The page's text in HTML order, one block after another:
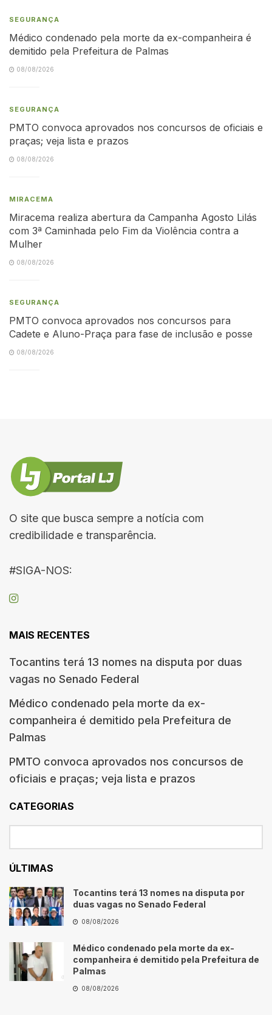
SEGURANÇA
Médico condenado pela morte da ex-companheira é
demitido pela Prefeitura de Palmas
08/08/2026
SEGURANÇA
PMTO convoca aprovados nos concursos de oficiais e
praças; veja lista e prazos
08/08/2026
MIRACEMA
Miracema realiza abertura da Campanha Agosto Lilás
com 3ª Caminhada pelo Fim da Violência contra a
Mulher
08/08/2026
SEGURANÇA
PMTO convoca aprovados nos concursos para
Cadete e Aluno-Praça para fase de inclusão e posse
08/08/2026
O site que busca sempre a notícia com
credibilidade e transparência.
#SIGA-NOS:
MAIS RECENTES
Tocantins terá 13 nomes na disputa por duas
vagas no Senado Federal
Médico condenado pela morte da ex-
companheira é demitido pela Prefeitura de
Palmas
PMTO convoca aprovados nos concursos de
oficiais e praças; veja lista e prazos
CATEGORIAS
ÚLTIMAS
Tocantins terá 13 nomes na disputa por
duas vagas no Senado Federal
08/08/2026
Médico condenado pela morte da ex-
companheira é demitido pela Prefeitura de
Palmas
08/08/2026